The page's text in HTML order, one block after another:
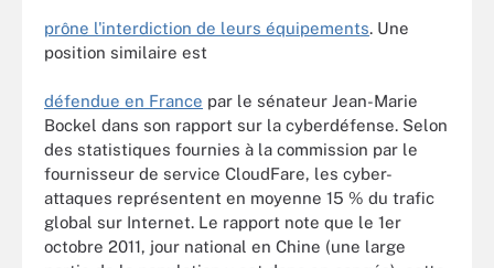
prône l'interdiction de leurs équipements. Une
position similaire est
défendue en France par le sénateur Jean-Marie
Bockel dans son rapport sur la cyberdéfense. Selon
des statistiques fournies à la commission par le
fournisseur de service CloudFare, les cyber-
attaques représentent en moyenne 15 % du trafic
global sur Internet. Le rapport note que le 1er
octobre 2011, jour national en Chine (une large